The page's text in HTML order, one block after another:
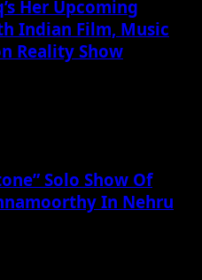
Her Upcoming
Indian Film, Music
Reality Show
Solo Show Of
In Nehru